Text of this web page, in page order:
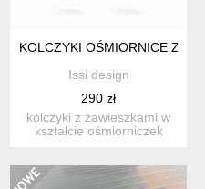
PERŁĄ- RÓŻOWE ZŁOTO
KOLCZYKI OŚMIORNICE Z
Issi design
290 zł
kolczyki z zawieszkami w
kształcie ośmiorniczek